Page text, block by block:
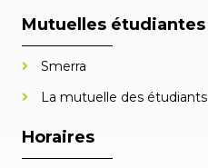
Mutuelles étudiantes
Smerra
La mutuelle des étudiants
Horaires